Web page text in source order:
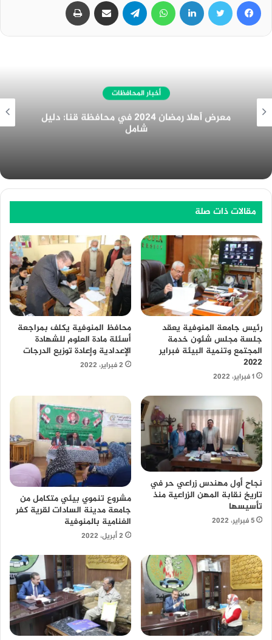
أخبار المحافظات
غرفة المنيا التجارية تُهنئ الرئيس السيسي
بمناسبة الولاية الجديدة
مقالات ذات صلة
رئيس جامعة المنوفية يعقد
جلسة مجلس شئون خدمة
المجتمع وتنمية البيئة فبراير
٢٠٢٢
1 فبراير، 2022
محافظ المنوفية يكلف بمراجعة
أسئلة مادة العلوم للشهادة
الإعدادية وإعادة توزيع الدرجات
2 فبراير، 2022
نجاح أول مهندس زراعي حر في
تاريخ نقابة المهن الزراعية منذ
تأسيسها
5 فبراير، 2022
مشروع تنموي بيئي متكامل من
جامعة مدينة السادات لقرية كفر
الغنامية بالمنوفية
2 أبريل، 2022